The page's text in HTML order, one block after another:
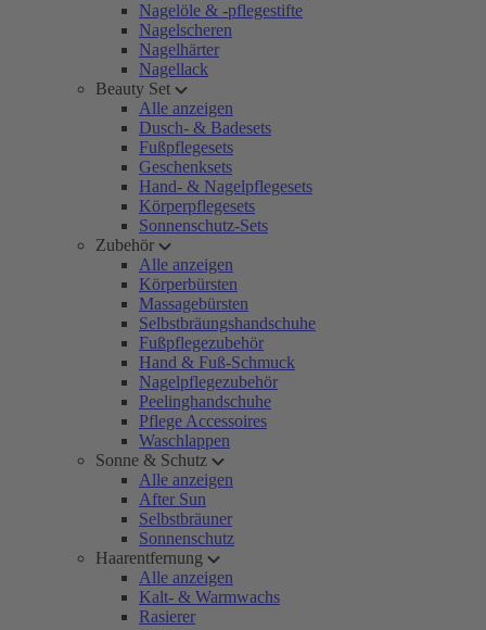
Nagelöle & -pflegestifte
Nagelscheren
Nagelhärter
Nagellack
Beauty Set
Alle anzeigen
Dusch- & Badesets
Fußpflegesets
Geschenksets
Hand- & Nagelpflegesets
Körperpflegesets
Sonnenschutz-Sets
Zubehör
Alle anzeigen
Körperbürsten
Massagebürsten
Selbstbräungshandschuhe
Fußpflegezubehör
Hand & Fuß-Schmuck
Nagelpflegezubehör
Peelinghandschuhe
Pflege Accessoires
Waschlappen
Sonne & Schutz
Alle anzeigen
After Sun
Selbstbräuner
Sonnenschutz
Haarentfernung
Alle anzeigen
Kalt- & Warmwachs
Rasierer